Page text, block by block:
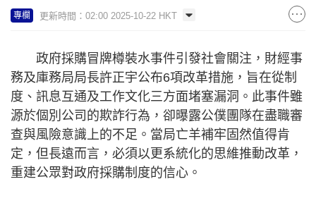
專欄 更新時間：02:00 2025-10-22 HKT
政府採購冒牌樽裝水事件引發社會關注，財經事
務及庫務局局長許正宇公布6項改革措施，旨在從制
度、訊息互通及工作文化三方面堵塞漏洞。此事件雖
源於個別公司的欺詐行為，卻曝露公僕團隊在盡職審
查與風險意識上的不足。當局亡羊補牢固然值得肯
定，但長遠而言，必須以更系統化的思維推動改革，
重建公眾對政府採購制度的信心。